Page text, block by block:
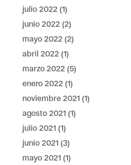
julio 2022(1)
junio 2022(2)
mayo 2022(2)
abril 2022(1)
marzo 2022(5)
enero 2022(1)
noviembre 2021 (1)
agosto 2021 (1)
julio 2021 (1)
junio 2021 (3)
mayo 2021 (1)